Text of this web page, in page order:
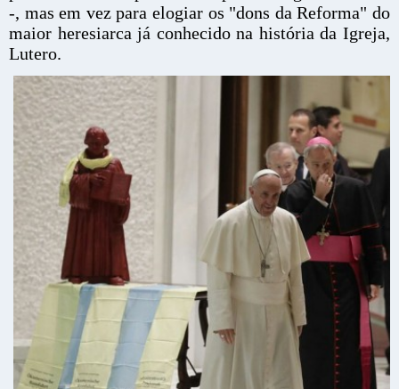
-, mas em vez para elogiar os "dons da Reforma" do
maior heresiarca já conhecido na história da Igreja,
Lutero.